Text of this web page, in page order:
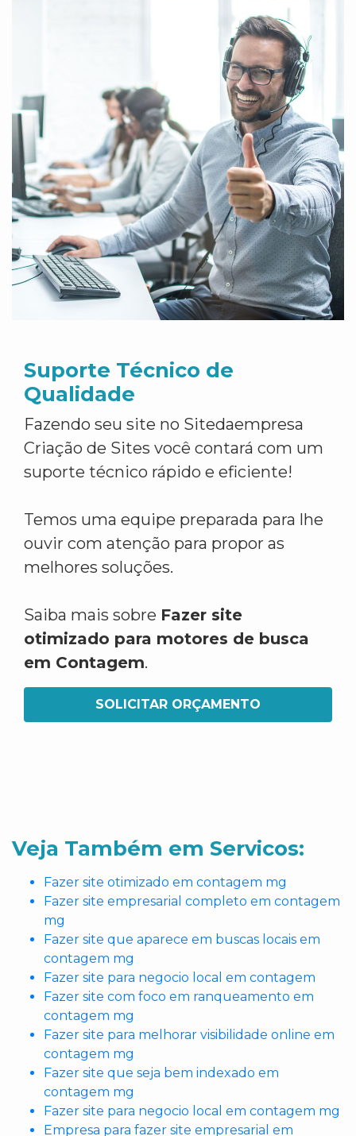
Suporte Técnico de
Qualidade
Fazendo seu site no Sitedaempresa
Criação de Sites você contará com um
suporte técnico rápido e eficiente!
Temos uma equipe preparada para lhe
ouvir com atenção para propor as
melhores soluções.
Saiba mais sobre Fazer site
otimizado para motores de busca
em Contagem.
SOLICITAR ORÇAMENTO
Veja Também em Servicos:
Fazer site otimizado em contagem mg
Fazer site empresarial completo em contagem
mg
Fazer site que aparece em buscas locais em
contagem mg
Fazer site para negocio local em contagem
Fazer site com foco em ranqueamento em
contagem mg
Fazer site para melhorar visibilidade online em
contagem mg
Fazer site que seja bem indexado em
contagem mg
Fazer site para negocio local em contagem mg
Empresa para fazer site empresarial em